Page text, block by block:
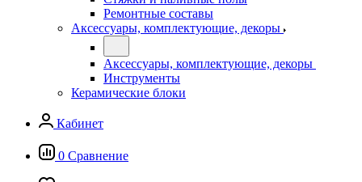
Ремонтные составы
Аксессуары, комплектующие, декоры
Аксессуары, комплектующие, декоры
Инструменты
Керамические блоки
Кабинет
0 Сравнение